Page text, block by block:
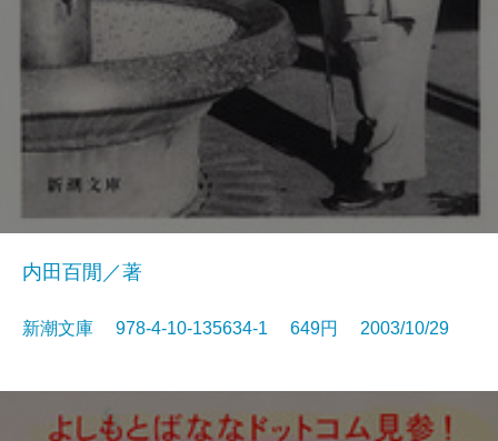
内田百閒／著
新潮文庫 978-4-10-135634-1 649円 2003/10/29